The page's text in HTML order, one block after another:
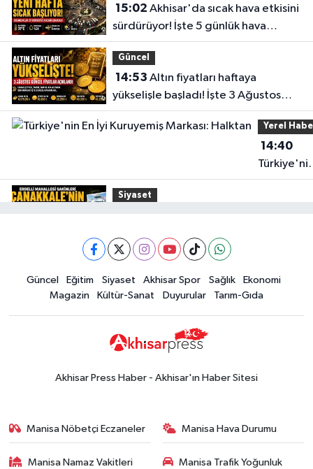
15:02
sürdürüyor! İşte 5 günlük hava
durumu
Güncel
14:53
yükselişle başladı! İşte 3 Ağustos
güncel fiyatlar
Yerel
14:40
En İyi
Siyaset
yaşadı
19:00Kadın ve Çocuk Giyimde Yeni
Dönem: Minik Terzi’den Anne-
Çocuk Stilini Tamamlayan
Koleksiyonlar
Güncel
18:57Akhisar'da Atatürk
Güncel Eğitim Siyaset Akhisar Spor Sağlık
Ekonomi
Magazin
Kültür-Sanat Duyurular Tarım-Gıda
Akhisar Press Haber - Akhisar'ın Haber Sitesi
Manisa Nöbetçi Eczaneler Manisa Hava Durumu
Manisa Namaz Vakitleri Manisa Trafik Yoğunluk